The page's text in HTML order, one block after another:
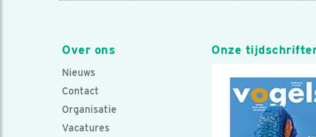
Over ons
Nieuws
Contact
Organisatie
Vacatures
Onze